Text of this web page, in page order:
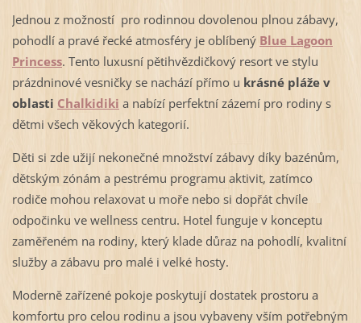
Jednou z možností pro rodinnou dovolenou plnou zábavy,
pohodlí a pravé řecké atmosféry je oblíbený Blue Lagoon
Princess. Tento luxusní pětihvězdičkový resort ve stylu
prázdninové vesničky se nachází přímo u krásné pláže v
oblasti Chalkidiki a nabízí perfektní zázemí pro rodiny s
dětmi všech věkových kategorií.
Děti si zde užijí nekonečné množství zábavy díky bazénům,
dětským zónám a pestrému programu aktivit, zatímco
rodiče mohou relaxovat u moře nebo si dopřát chvíle
odpočinku ve wellness centru. Hotel funguje v konceptu
zaměřeném na rodiny, který klade důraz na pohodlí, kvalitní
služby a zábavu pro malé i velké hosty.
Moderně zařízené pokoje poskytují dostatek prostoru a
komfortu pro celou rodinu a jsou vybaveny vším potřebným